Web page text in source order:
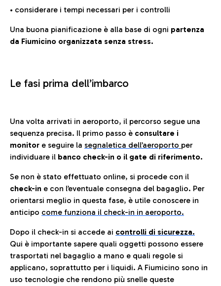
• considerare i tempi necessari per i controlli
Una buona pianificazione è alla base di ogni partenza
da Fiumicino organizzata senza stress.
Le fasi prima dell’imbarco
Una volta arrivati in aeroporto, il percorso segue una
sequenza precisa. Il primo passo è consultare i
monitor e seguire la segnaletica dell’aeroporto per
individuare il banco check-in o il gate di riferimento.
Se non è stato effettuato online, si procede con il
check-in e con l’eventuale consegna del bagaglio. Per
orientarsi meglio in questa fase, è utile conoscere in
anticipo come funziona il check-in in aeroporto.
Dopo il check-in si accede ai controlli di sicurezza.
Qui è importante sapere quali oggetti possono essere
trasportati nel bagaglio a mano e quali regole si
applicano, soprattutto per i liquidi. A Fiumicino sono in
uso tecnologie che rendono più snelle queste